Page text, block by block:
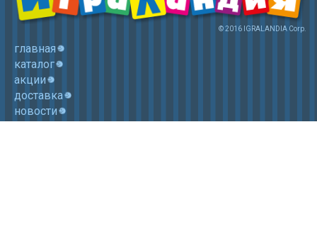
© 2016 IGRALANDIA Corp.
главная
каталог
акции
доставка
новости